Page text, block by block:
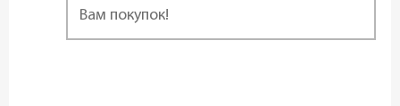
Тип крепления ручек:
Точечная сварка
Вам покупок!